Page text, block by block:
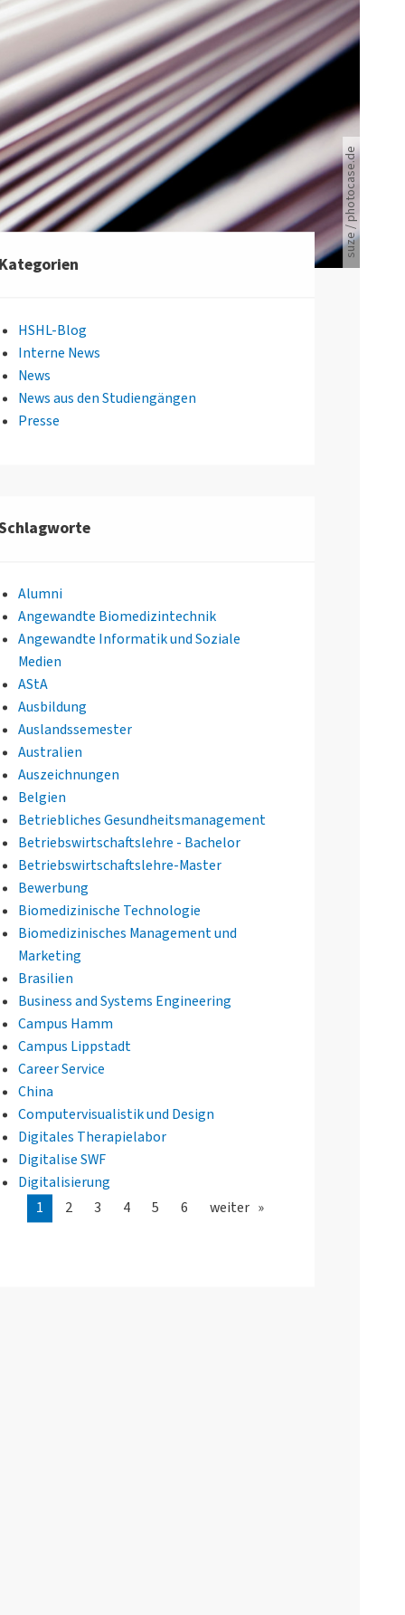
Viele Zeitungen.
suze / photocase.de
HSHL-Blog
Interne News
News
News aus den Studiengängen
Presse
Alumni
Angewandte Biomedizintechnik
Angewandte Informatik und Soziale
Medien
AStA
Ausbildung
Auslandssemester
Australien
Auszeichnungen
Belgien
Betriebliches Gesundheitsmanagement
Betriebswirtschaftslehre - Bachelor
Betriebswirtschaftslehre-Master
Bewerbung
Biomedizinische Technologie
Biomedizinisches Management und
Marketing
Brasilien
Business and Systems Engineering
Campus Hamm
Campus Lippstadt
Career Service
China
Computervisualistik und Design
Digitales Therapielabor
Digitalise SWF
Digitalisierung
1
2 3 4 5 6 weiter